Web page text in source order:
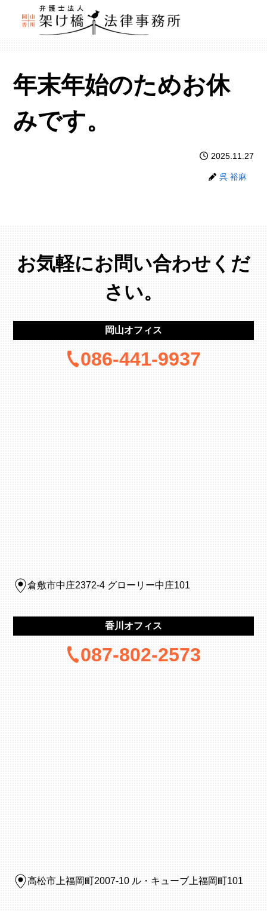
年末年始のためお休
みです。
2025.11.27
呉 裕麻
お気軽にお問い合わせくだ
さい。
岡山オフィス
086-441-9937
倉敷市中庄2372-4 グローリー中庄101
香川オフィス
087-802-2573
高松市上福岡町2007-10 ル・キューブ上福岡町101